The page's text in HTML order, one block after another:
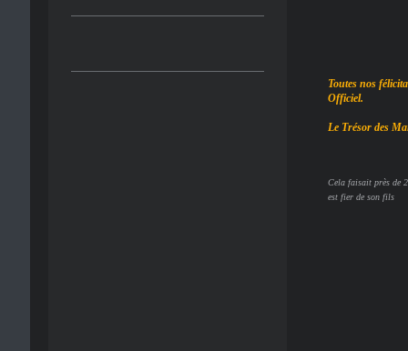
Toutes nos
Officiel.
Le Trésor des
Cela faisait près de
est fier de son fils